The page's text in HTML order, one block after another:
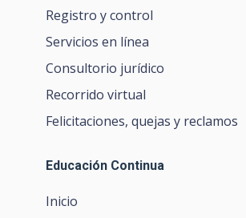
Registro y control
Servicios en línea
Consultorio jurídico
Recorrido virtual
Felicitaciones, quejas y reclamos
Educación Continua
Inicio